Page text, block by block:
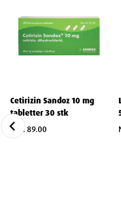
Cetirizin Sandoz 10 mg
tabletter 30 stk
NOK 89.00